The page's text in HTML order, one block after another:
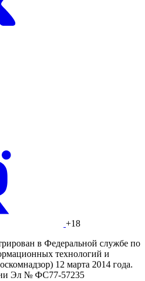
+18
в Федеральной службе по
технологий и
12 марта 2014 года.
Эл № ФС77-57235